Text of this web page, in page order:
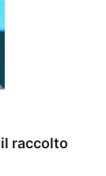
il raccolto